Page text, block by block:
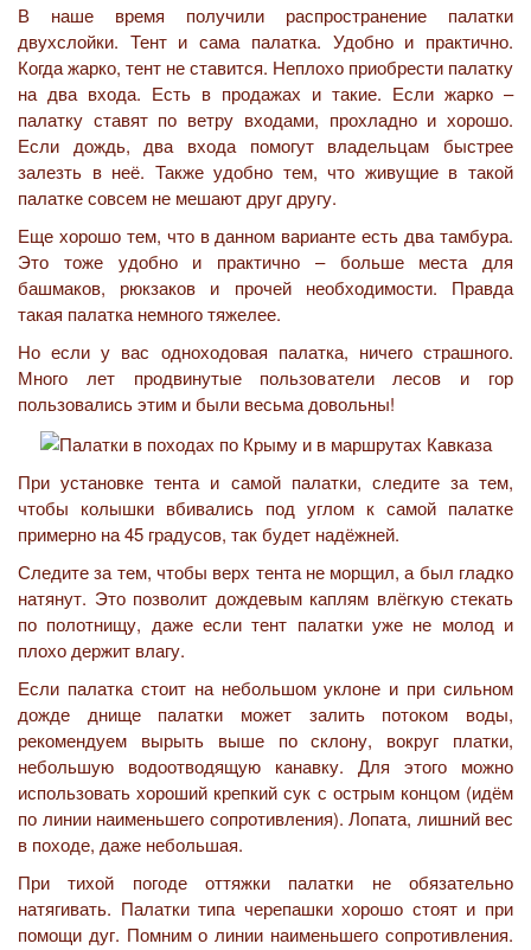
В наше время получили распространение палатки
двухслойки. Тент и сама палатка. Удобно и практично.
Когда жарко, тент не ставится. Неплохо приобрести палатку
на два входа. Есть в продажах и такие. Если жарко –
палатку ставят по ветру входами, прохладно и хорошо.
Если дождь, два входа помогут владельцам быстрее
залезть в неё. Также удобно тем, что живущие в такой
палатке совсем не мешают друг другу.
Еще хорошо тем, что в данном варианте есть два тамбура.
Это тоже удобно и практично – больше места для
башмаков, рюкзаков и прочей необходимости. Правда
такая палатка немного тяжелее.
Но если у вас одноходовая палатка, ничего страшного.
Много лет продвинутые пользователи лесов и гор
пользовались этим и были весьма довольны!
При установке тента и самой палатки, следите за тем,
чтобы колышки вбивались под углом к самой палатке
примерно на 45 градусов, так будет надёжней.
Следите за тем, чтобы верх тента не морщил, а был гладко
натянут. Это позволит дождевым каплям влёгкую стекать
по полотнищу, даже если тент палатки уже не молод и
плохо держит влагу.
Если палатка стоит на небольшом уклоне и при сильном
дожде днище палатки может залить потоком воды,
рекомендуем вырыть выше по склону, вокруг платки,
небольшую водоотводящую канавку. Для этого можно
использовать хороший крепкий сук с острым концом (идём
по линии наименьшего сопротивления). Лопата, лишний вес
в походе, даже небольшая.
При тихой погоде оттяжки палатки не обязательно
натягивать. Палатки типа черепашки хорошо стоят и при
помощи дуг. Помним о линии наименьшего сопротивления.